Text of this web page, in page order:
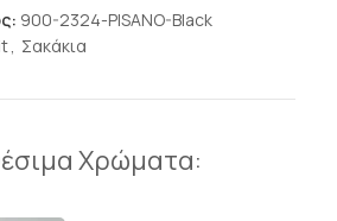
900-2324-PISANO-Black
, Σακάκια
Χρώματα: